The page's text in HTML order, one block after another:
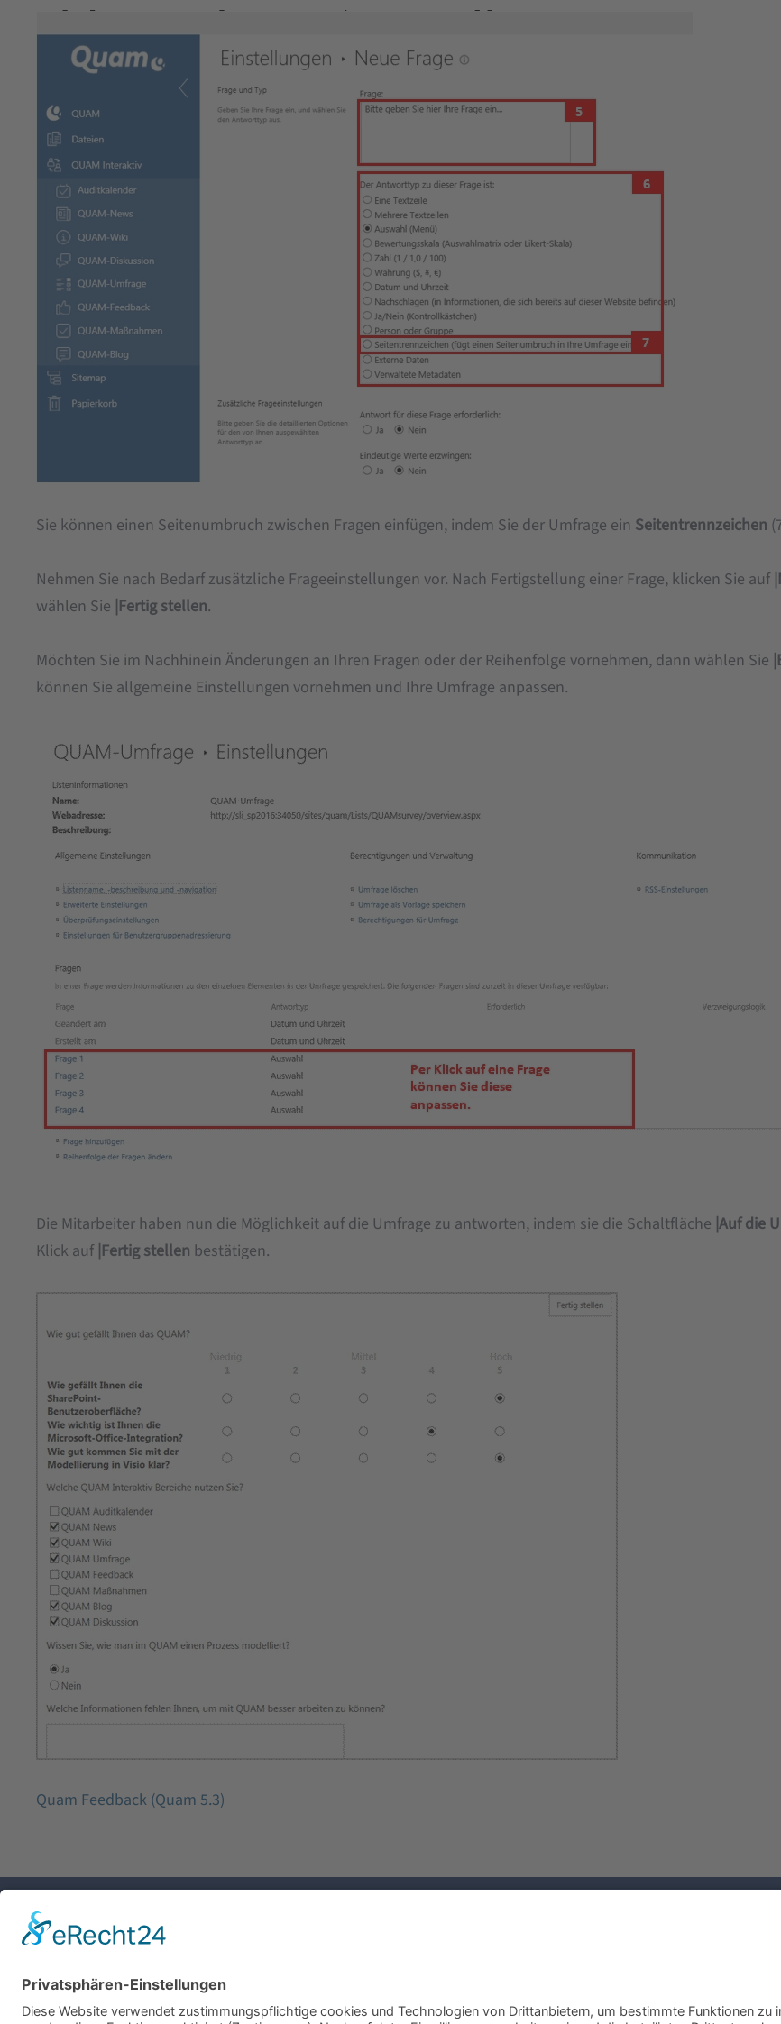
Sie können einen Seitenumbruch zwischen Fragen einfügen, indem Sie der Umfrage ein Seitentrennzeichen
Nehmen Sie nach Bedarf zusätzliche Frageeinstellungen vor. Nach Fertigstellung einer Frage, klicken Sie auf
wählen Sie |Fertig stellen.
Möchten Sie im Nachhinein Änderungen an Ihren Fragen oder der Reihenfolge vornehmen, dann wählen Sie
können Sie allgemeine Einstellungen vornehmen und Ihre Umfrage anpassen.
Die Mitarbeiter haben nun die Möglichkeit auf die Umfrage zu antworten, indem sie die Schaltfläche |Auf die
Klick auf |Fertig stellen bestätigen.
Quam Feedback (Quam 5.3)
Downloads